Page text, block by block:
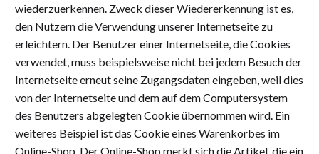
wiederzuerkennen. Zweck dieser Wiedererkennung ist es,
den Nutzern die Verwendung unserer Internetseite zu
erleichtern. Der Benutzer einer Internetseite, die Cookies
verwendet, muss beispielsweise nicht bei jedem Besuch der
Internetseite erneut seine Zugangsdaten eingeben, weil dies
von der Internetseite und dem auf dem Computersystem
des Benutzers abgelegten Cookie übernommen wird. Ein
weiteres Beispiel ist das Cookie eines Warenkorbes im
Online-Shop. Der Online-Shop merkt sich die Artikel, die ein